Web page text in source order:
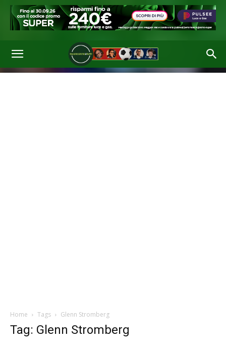
Home Tags Glenn Stromberg
Tag: Glenn Stromberg